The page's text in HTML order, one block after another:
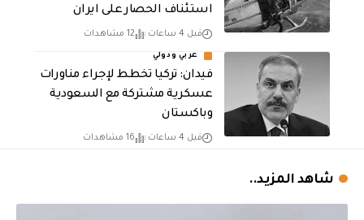
استئناف الحصار على ايران
قبل 4 ساعات 12 مشاهدات
عربي ودولي
فيدان: تركيا تخطط لإجراء مناورات
عسكرية مشتركة مع السعودية
وباكستان
قبل 4 ساعات 16 مشاهدات
شاهد المزيد..